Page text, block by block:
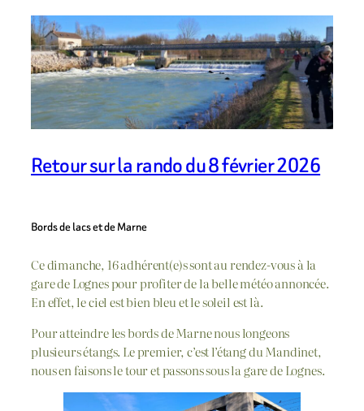
Retour sur la rando du 8 février 2026
Bords de lacs et de Marne
Ce dimanche, 16 adhérent(e)s sont au rendez-vous à la
gare de Lognes pour profiter de la belle météo annoncée.
En effet, le ciel est bien bleu et le soleil est là.
Pour atteindre les bords de Marne nous longeons
plusieurs étangs. Le premier, c’est l’étang du Mandinet,
nous en faisons le tour et passons sous la gare de Lognes.